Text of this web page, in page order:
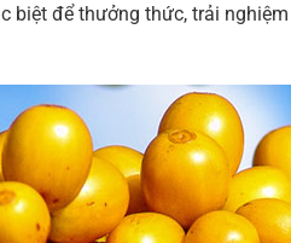
biệt để thưởng thức, trải